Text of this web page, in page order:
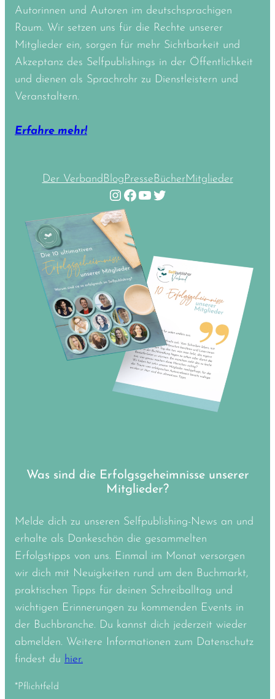
Autorinnen und Autoren im deutschsprachigen
Raum. Wir setzen uns für die Rechte unserer
Mitglieder ein, sorgen für mehr Sichtbarkeit und
Akzeptanz des Selfpublishings in der Öffentlichkeit
und dienen als Sprachrohr zu Dienstleistern und
Veranstaltern.
Erfahre mehr!
Der VerbandBlogPresseBücherMitglieder
Instagram Facebook YouTube Twitter
Was sind die Erfolgsgeheimnisse unserer
Mitglieder?
Melde dich zu unseren Selfpublishing-News an und
erhalte als Dankeschön die gesammelten
Erfolgstipps von uns. Einmal im Monat versorgen
wir dich mit Neuigkeiten rund um den Buchmarkt,
praktischen Tipps für deinen Schreiballtag und
wichtigen Erinnerungen zu kommenden Events in
der Buchbranche. Du kannst dich jederzeit wieder
abmelden. Weitere Informationen zum Datenschutz
findest du hier.
*Pflichtfeld